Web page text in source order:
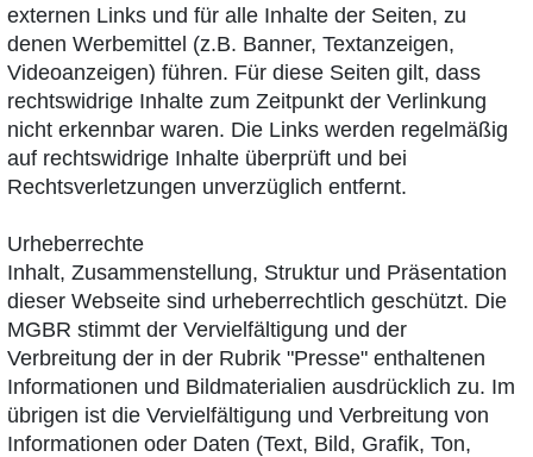
externen Links und für alle Inhalte der Seiten, zu
denen Werbemittel (z.B. Banner, Textanzeigen,
Videoanzeigen) führen. Für diese Seiten gilt, dass
rechtswidrige Inhalte zum Zeitpunkt der Verlinkung
nicht erkennbar waren. Die Links werden regelmäßig
auf rechtswidrige Inhalte überprüft und bei
Rechtsverletzungen unverzüglich entfernt.
Urheberrechte
Inhalt, Zusammenstellung, Struktur und Präsentation
dieser Webseite sind urheberrechtlich geschützt. Die
MGBR stimmt der Vervielfältigung und der
Verbreitung der in der Rubrik "Presse" enthaltenen
Informationen und Bildmaterialien ausdrücklich zu. Im
übrigen ist die Vervielfältigung und Verbreitung von
Informationen oder Daten (Text, Bild, Grafik, Ton,